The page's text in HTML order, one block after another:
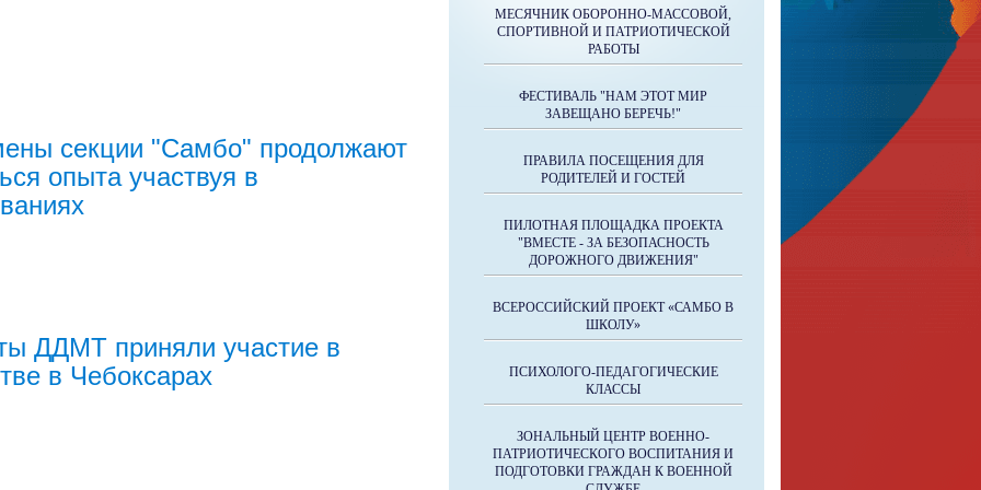
секции "Самбо" продолжают
опыта участвуя в
ДДМТ приняли участие в
в Чебоксарах
МЕСЯЧНИК ОБОРОННО-МАССОВОЙ,
СПОРТИВНОЙ И ПАТРИОТИЧЕСКОЙ
РАБОТЫ
ФЕСТИВАЛЬ "НАМ ЭТОТ МИР
ЗАВЕЩАНО БЕРЕЧЬ!"
ПРАВИЛА ПОСЕЩЕНИЯ ДЛЯ
РОДИТЕЛЕЙ И ГОСТЕЙ
ПИЛОТНАЯ ПЛОЩАДКА ПРОЕКТА
"ВМЕСТЕ - ЗА БЕЗОПАСНОСТЬ
ДОРОЖНОГО ДВИЖЕНИЯ"
ВСЕРОССИЙСКИЙ ПРОЕКТ «САМБО В
ШКОЛУ»
ПСИХОЛОГО-ПЕДАГОГИЧЕСКИЕ
КЛАССЫ
ЗОНАЛЬНЫЙ ЦЕНТР ВОЕННО-
ПАТРИОТИЧЕСКОГО ВОСПИТАНИЯ И
ПОДГОТОВКИ ГРАЖДАН К ВОЕННОЙ